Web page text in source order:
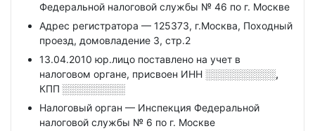
Федеральной налоговой службы № 46 по г. Москве
Адрес регистратора — 125373, г.Москва, Походный
проезд, домовладение 3, стр.2
13.04.2010 юр.лицо поставлено на учет в
налоговом органе, присвоен ИНН ░░░░░░░░░░,
КПП ░░░░░░░░░
Налоговый орган — Инспекция Федеральной
налоговой службы № 6 по г. Москве